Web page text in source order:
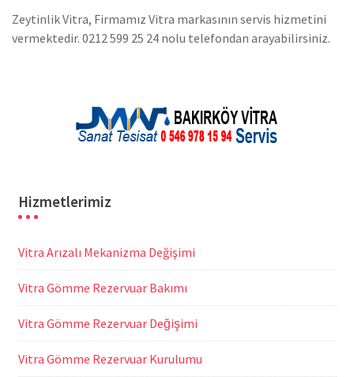
Zeytinlik Vitra, Firmamız Vitra markasının servis hizmetini
vermektedir. 0212 599 25 24 nolu telefondan arayabilirsiniz.
Hizmetlerimiz
Vitra Arızalı Mekanizma Değişimi
Vitra Gömme Rezervuar Bakımı
Vitra Gömme Rezervuar Değişimi
Vitra Gömme Rezervuar Kurulumu